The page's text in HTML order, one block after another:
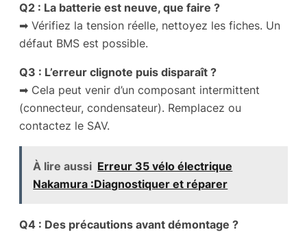
Q2 : La batterie est neuve, que faire ?
➡ Vérifiez la tension réelle, nettoyez les fiches. Un
défaut BMS est possible.
Q3 : L’erreur clignote puis disparaît ?
➡ Cela peut venir d’un composant intermittent
(connecteur, condensateur). Remplacez ou
contactez le SAV.
À lire aussi Erreur 35 vélo électrique
Nakamura :Diagnostiquer et réparer
Q4 : Des précautions avant démontage ?